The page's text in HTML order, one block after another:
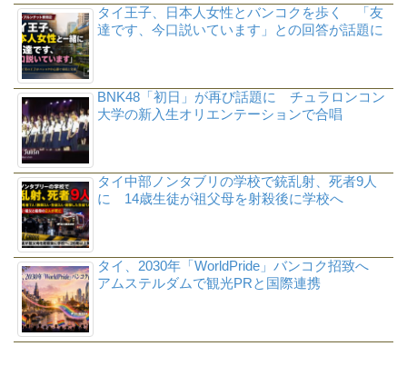
タイ王子、日本人女性とバンコクを歩く 「友
達です、今口説いています」との回答が話題に
BNK48「初日」が再び話題に チュラロンコン
大学の新入生オリエンテーションで合唱
タイ中部ノンタブリの学校で銃乱射、死者9人
に 14歳生徒が祖父母を射殺後に学校へ
タイ、2030年「WorldPride」バンコク招致へ
アムステルダムで観光PRと国際連携